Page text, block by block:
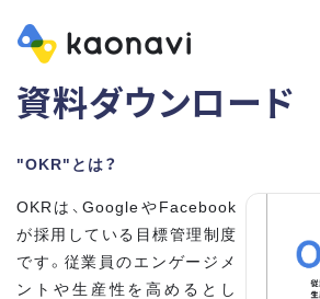
資料ダウンロード
"OKR"とは？
OKRは、GoogleやFacebook
が採用している目標管理制度
です。従業員のエンゲージメ
ントや生産性を高めるとし